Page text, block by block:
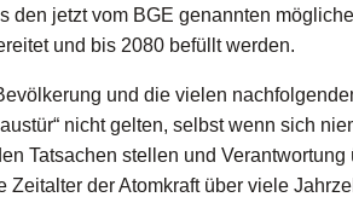
jetzt vom BGE genannten
und bis 2080 befüllt werden.
und die vielen
nicht gelten, selbst wenn sich
Tatsachen stellen und Verantwortung
der Atomkraft über viele